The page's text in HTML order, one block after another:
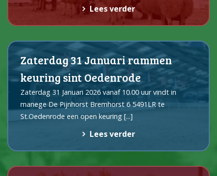
Lees verder
Zaterdag 31 Januari rammen
keuring sint Oedenrode
Zaterdag 31 Januari 2026 vanaf 10.00 uur vindt in
manege De Pijnhorst Bremhorst 6 5491LR te
St.Oedenrode een open keuring [...]
Lees verder